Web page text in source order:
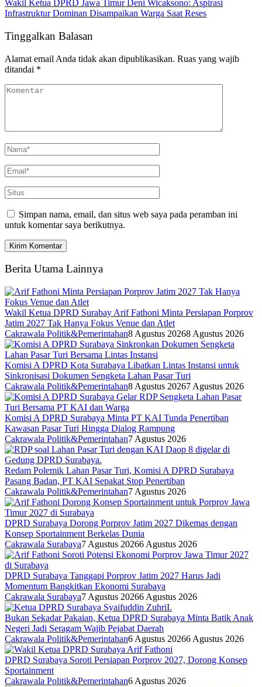
Wakil Ketua DPRD Jawa Timur Deni Wicaksono: Aspirasi
Infrastruktur Dominan Disampaikan Warga Saat Reses
Tinggalkan Balasan
Alamat email Anda tidak akan dipublikasikan. Ruas yang wajib
ditandai *
Simpan nama, email, dan situs web saya pada peramban ini
untuk komentar saya berikutnya.
Berita Utama Lainnya
Wakil Ketua DPRD Surabay Arif Fathoni Minta Persiapan Porprov
Jatim 2027 Tak Hanya Fokus Venue dan Atlet
Cakrawala Politik&Pemerintahan8 Agustus 20268 Agustus 2026
Komisi A DPRD Kota Surabaya Libatkan Lintas Instansi untuk
Sinkronisasi Dokumen Sengketa Lahan Pasar Turi
Cakrawala Politik&Pemerintahan8 Agustus 20267 Agustus 2026
Komisi A DPRD Surabaya Minta PT KAI Tunda Penertiban
Kawasan Pasar Turi Hingga Dialog Rampung
Cakrawala Politik&Pemerintahan7 Agustus 2026
Redam Polemik Lahan Pasar Turi, Komisi A DPRD Surabaya
Pasang Badan, PT KAI Sepakat Stop Penertiban
Cakrawala Politik&Pemerintahan7 Agustus 2026
DPRD Surabaya Dorong Porprov Jatim 2027 Dikemas dengan
Konsep Sportainment Berkelas Dunia
Cakrawala Surabaya7 Agustus 20266 Agustus 2026
DPRD Surabaya Tanggapi Porprov Jatim 2027 Harus Jadi
Momentum Bangkitkan Ekonomi Surabaya
Cakrawala Surabaya7 Agustus 20266 Agustus 2026
Bukan Sekadar Pakaian, Ketua DPRD Surabaya Minta Batik Anak
Negeri Jadi Seragam Wajib Pejabat Daerah
Cakrawala Politik&Pemerintahan6 Agustus 20266 Agustus 2026
DPRD Surabaya Soroti Persiapan Porprov 2027, Dorong Konsep
Sportainment
Cakrawala Politik&Pemerintahan6 Agustus 2026